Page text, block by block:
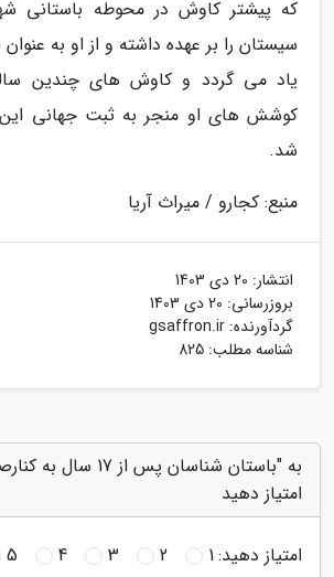
که پیشتر کاوش در محوطه باستانی
سیستان را بر عهده داشته و از او به
یاد می گردد و کاوش های چندین
کوشش های او منجر به ثبت جهانی
شد.
منبع: کجارو / میراث آریا
انتشار: 20 دی 1403
بروزرسانی: 20 دی 1403
گردآورنده: gsaffron.ir
شناسه مطلب: 825
به "باستان شناسان پس
امتیاز دهید
امتیاز دهید:1
2
3
4
5